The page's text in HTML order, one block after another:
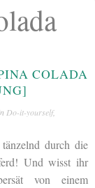
COLADA
Do-it-yourself,
durch die
Und wisst ihr
von einem